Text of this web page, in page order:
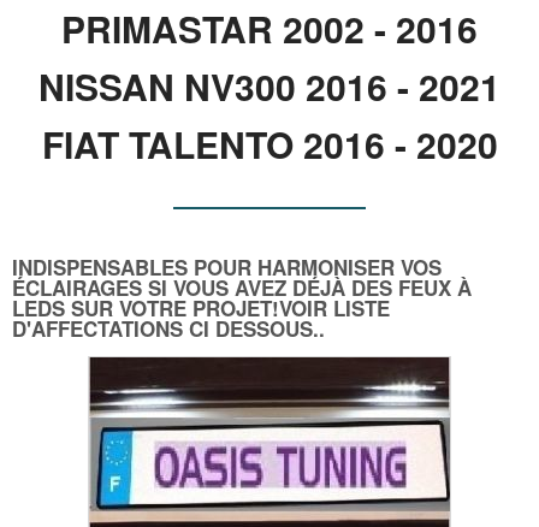
PRIMASTAR 2002 - 2016
NISSAN NV300 2016 - 2021
FIAT TALENTO 2016 - 2020
INDISPENSABLES POUR HARMONISER VOS
ÉCLAIRAGES SI VOUS AVEZ DÉJÀ DES FEUX À
LEDS SUR VOTRE PROJET!VOIR LISTE
D'AFFECTATIONS CI DESSOUS..